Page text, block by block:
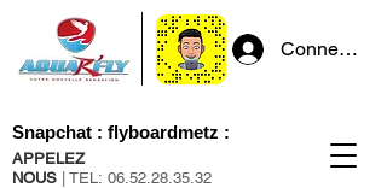
Connexion
APPELEZ
NOUS
| TEL: 06.52.28.35.32
Snapchat : flyboardmetz :